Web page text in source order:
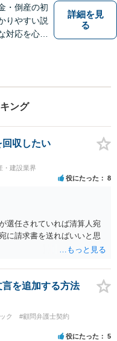
・倒産の初
りやすい説
対応を心が
お気軽にご
弁護士歴２
詳細を見
る
ング
収したい
・建設業界
役にたった 8
選任されていれば清算人宛
に請求書を送ればいいと思
を追加する方法
ク
#顧問弁護士契約
役にたった 5